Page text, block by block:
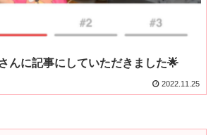
んに記事にしていただきました🌟
2022.11.25